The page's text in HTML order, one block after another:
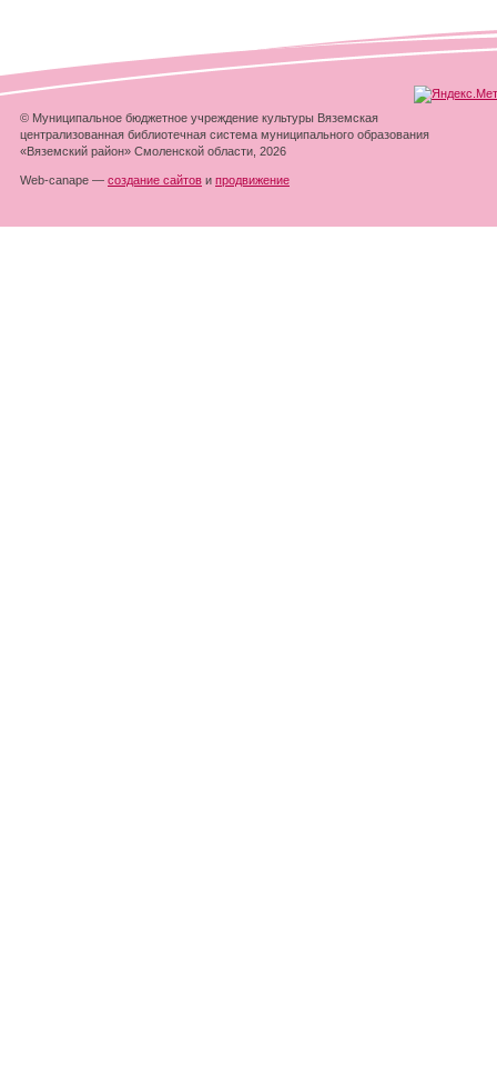
© Муниципальное бюджетное учреждение культуры Вяземская
централизованная библиотечная система муниципального образования
«Вяземский район» Смоленской области, 2026
Web-canape — создание сайтов и продвижение